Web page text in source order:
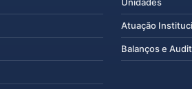
Unidades
Atuação
Balanços e